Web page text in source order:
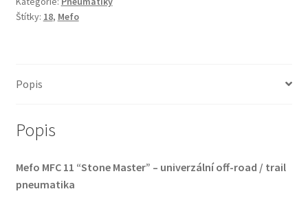
Štítky: 18, Mefo
Popis
Popis
Mefo MFC 11 “Stone Master” – univerzální off-road / trail
pneumatika